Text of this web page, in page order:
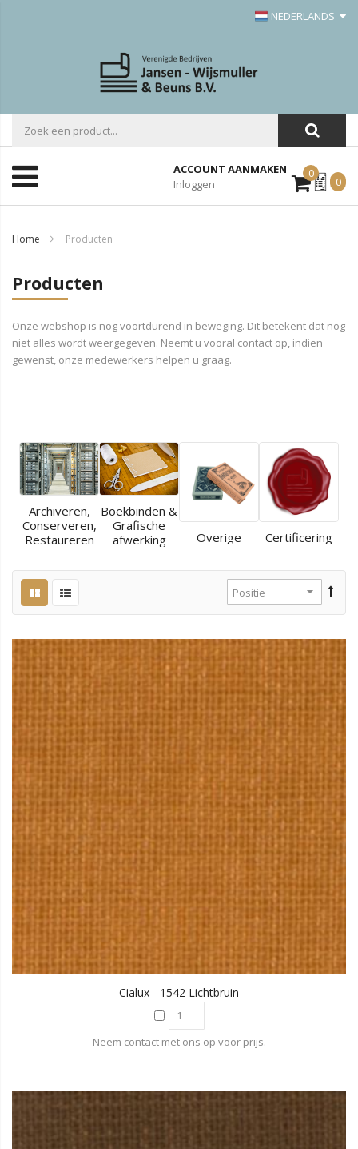
NEDERLANDS
ACCOUNT AANMAKEN
Inloggen
0Mijn
Offerte
0
Home Producten
Producten
Onze webshop is nog voortdurend in beweging. Dit betekent dat nog
niet alles wordt weergegeven. Neemt u vooral contact op, indien
gewenst, onze medewerkers helpen u graag.
Archiveren,
Conserveren,
Restaureren
Boekbinden &
Grafische
afwerking
Overige Certificering
Cialux - 1542 Lichtbruin
Neem contact met ons op voor prijs.